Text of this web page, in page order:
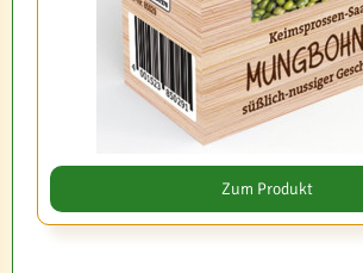
Zum Produkt